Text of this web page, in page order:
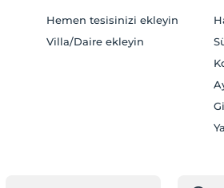
Hemen tesisinizi ekleyin
Villa/Daire ekleyin